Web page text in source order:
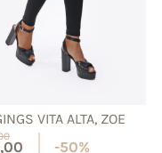
VITA ALTA, ZOE
-50%